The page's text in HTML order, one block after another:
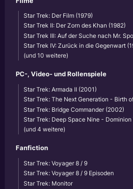
Star Trek: Der Film (1979)
Star Trek II: Der Zorn des Khan (1982)
Star Trek III: Auf der Suche nach Mr.
Star Trek IV: Zurück in die Gegenwart
(und 10 weitere)
PC-, Video- und Rollenspiele
Star Trek: Armada II (2001)
Star Trek: The Next Generation - Birth
Star Trek: Bridge Commander (2002)
Star Trek: Deep Space Nine - Dominion
(und 4 weitere)
Fanfiction
Star Trek: Voyager 8 / 9
Star Trek: Voyager 8 / 9 Episoden
Star Trek: Monitor